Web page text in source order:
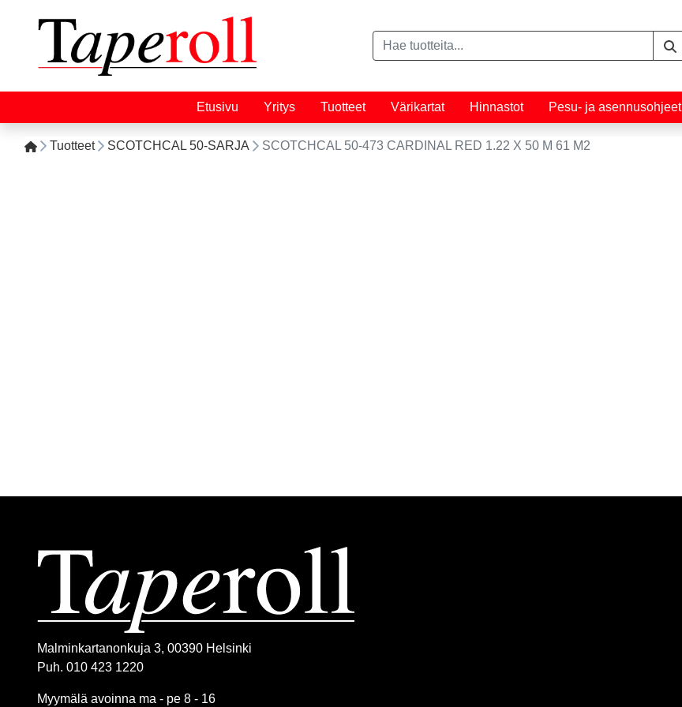
Etusivu Yritys Tuotteet Värikartat Hinnastot Pesu- ja asennusohjeet
Tuotteet SCOTCHCAL 50-SARJA SCOTCHCAL 50-473 CARDINAL RED 1.22 X 50 M 61 M2
Malminkartanonkuja 3, 00390 Helsinki
Puh. 010 423 1220
Myymälä avoinna ma - pe 8 - 16